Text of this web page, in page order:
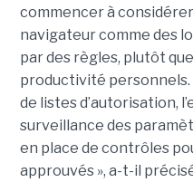
commencer à
navigateur comme des
par des règles, plutôt
productivité personnels.
de listes d’autorisation,
surveillance des
en place de contrôles
approuvés », a-t-il